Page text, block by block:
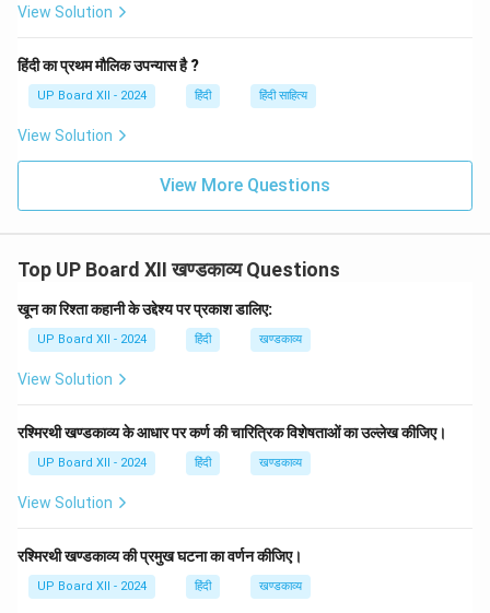
View Solution
हिंदी का प्रथम मौलिक उपन्यास है ?
UP Board XII - 2024 हिंदी हिंदी साहित्य
View Solution
View More Questions
Top UP Board XII खण्डकाव्य Questions
खून का रिश्ता कहानी के उद्देश्य पर प्रकाश डालिए:
UP Board XII - 2024 हिंदी खण्डकाव्य
View Solution
रश्मिरथी खण्डकाव्य के आधार पर कर्ण की चारित्रिक विशेषताओं का उल्लेख कीजिए।
UP Board XII - 2024 हिंदी खण्डकाव्य
View Solution
रश्मिरथी खण्डकाव्य की प्रमुख घटना का वर्णन कीजिए।
UP Board XII - 2024 हिंदी खण्डकाव्य